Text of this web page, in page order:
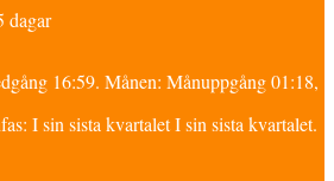
dagar
16:59. Månen: Månuppgång 01:18,
I sin sista kvartalet I sin sista kvartalet.